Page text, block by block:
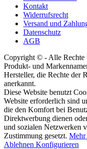
Kontakt
Widerrufsrecht
Versand und
Datenschutz
AGB
Copyright © - Alle Rechte
Produkt- und
Hersteller, die Rechte der
anerkannt.
Diese Website benutzt
Website erforderlich sind
die den Komfort bei
Direktwerbung dienen
und sozialen Netzwerken
Zustimmung gesetzt. Mehr
Ablehnen Konfigurieren